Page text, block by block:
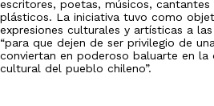
escritores, poetas, músicos,
plásticos. La iniciativa tuvo como
expresiones culturales y artísticas a
“para que dejen de ser privilegio de
conviertan en poderoso baluarte en la
cultural del pueblo chileno”.